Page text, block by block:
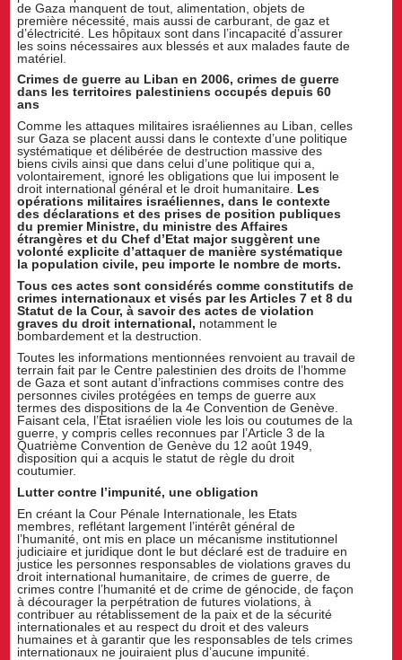
de Gaza manquent de tout, alimentation, objets de
première nécessité, mais aussi de carburant, de gaz et
d’électricité. Les hôpitaux sont dans l’incapacité d’assurer
les soins nécessaires aux blessés et aux malades faute de
matériel.
Crimes de guerre au Liban en 2006, crimes de guerre
dans les territoires palestiniens occupés depuis 60
ans
Comme les attaques militaires israéliennes au Liban, celles
sur Gaza se placent aussi dans le contexte d’une politique
systématique et délibérée de destruction massive des
biens civils ainsi que dans celui d’une politique qui a,
volontairement, ignoré les obligations que lui imposent le
droit international général et le droit humanitaire. Les
opérations militaires israéliennes, dans le contexte
des déclarations et des prises de position publiques
du premier Ministre, du ministre des Affaires
étrangères et du Chef d’Etat major suggèrent une
volonté explicite d’attaquer de manière systématique
la population civile, peu importe le nombre de morts.
Tous ces actes sont considérés comme constitutifs de
crimes internationaux et visés par les Articles 7 et 8 du
Statut de la Cour, à savoir des actes de violation
graves du droit international, notamment le
bombardement et la destruction.
Toutes les informations mentionnées renvoient au travail de
terrain fait par le Centre palestinien des droits de l’homme
de Gaza et sont autant d’infractions commises contre des
personnes civiles protégées en temps de guerre aux
termes des dispositions de la 4e Convention de Genève.
Faisant cela, l’Etat israélien viole les lois ou coutumes de la
guerre, y compris celles reconnues par l’Article 3 de la
Quatrième Convention de Genève du 12 août 1949,
disposition qui a acquis le statut de règle du droit
coutumier.
Lutter contre l’impunité, une obligation
En créant la Cour Pénale Internationale, les Etats
membres, reflétant largement l’intérêt général de
l’humanité, ont mis en place un mécanisme institutionnel
judiciaire et juridique dont le but déclaré est de traduire en
justice les personnes responsables de violations graves du
droit international humanitaire, de crimes de guerre, de
crimes contre l’humanité et de crime de génocide, de façon
à décourager la perpétration de futures violations, à
contribuer au rétablissement de la paix et de la sécurité
internationales et au respect du droit et des valeurs
humaines et à garantir que les responsables de tels crimes
internationaux ne jouiraient plus d’aucune impunité.